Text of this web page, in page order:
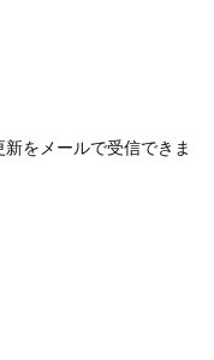
をメールで受信できま